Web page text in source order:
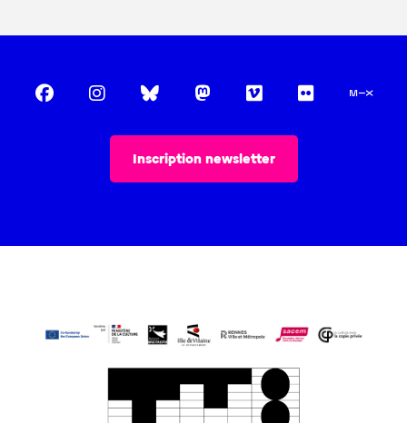
Inscription newsletter